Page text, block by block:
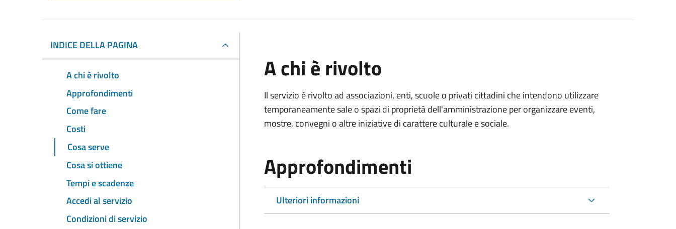
INDICE DELLA PAGINA
A chi è rivolto
Approfondimenti
Come fare
Costi
Cosa serve
Cosa si ottiene
Tempi e scadenze
Accedi al servizio
Condizioni di servizio
A chi è rivolto
Il servizio è rivolto ad associazioni, enti, scuole o privati cittadini che intendono utilizzare
temporaneamente sale o spazi di proprietà dell'amministrazione per organizzare eventi,
mostre, convegni o altre iniziative di carattere culturale e sociale.
Approfondimenti
Ulteriori informazioni